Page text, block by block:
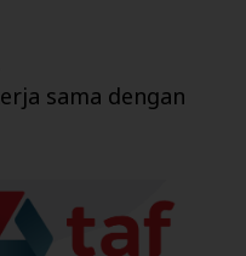
sama dengan